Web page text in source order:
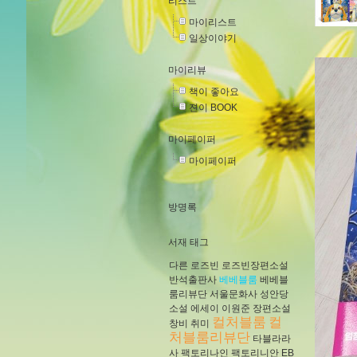
마이리스트
일상이야기
마이리뷰
책이 좋아요
젼이 BOOK
마이페이퍼
마이페이퍼
방명록
서재 태그
다른 로즈빈 로즈빈장편소설
반석출판사 베베블룸 베베블
룸리뷰단 서울문화사 성안당
소설 에세이 이원준 장편소설
창비 취미 컬처블룸 컬
처블룸리뷰단 타블라라
사 팩토리나인 팩토리니안 EB